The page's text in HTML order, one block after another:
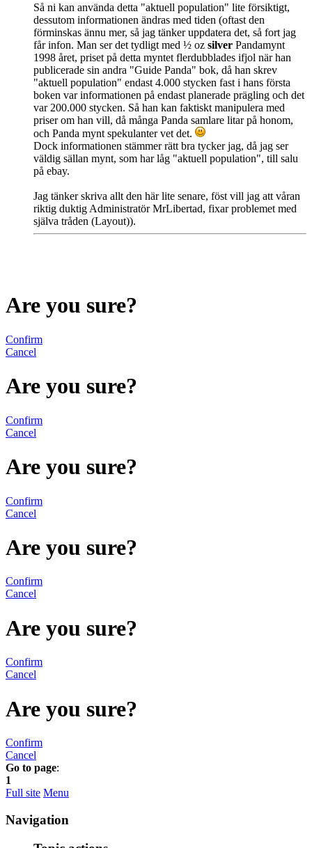
Så ni kan använda detta "aktuell population" lite försiktigt,
dessutom informationen ändras med tiden (oftast den
förminskas ännu mer, så jag tänker uppdatera det, så fort jag
får infon. Man ser det tydligt med ½ oz silver Pandamynt
1998 året, priset på detta myntet flerdubblades ifjol när han
publicerade sin andra "Guide Panda" bok, då han skrev
"aktuell population" endast 4.000 stycken fast i hans första
boken var informationen på endast planerade prägling och det
var 200.000 stycken. Så han kan faktiskt manipulera med
priser om han vill, då många Panda samlare litar på honom,
och Panda mynt spekulanter vet det.
Dock informationen stämmer rätt bra tycker jag, då jag ser
väldig sällan mynt, som har låg "aktuell population", till salu
på ebay.
Jag tänker skriva allt den här lite senare, föst vill jag att våran
riktig duktig Administratör MrLibertad, fixar problemet med
själva tråden (Layout)).
Are you sure?
Confirm
Cancel
Are you sure?
Confirm
Cancel
Are you sure?
Confirm
Cancel
Are you sure?
Confirm
Cancel
Are you sure?
Confirm
Cancel
Are you sure?
Confirm
Cancel
Go to page:
1
Full site Menu
Navigation